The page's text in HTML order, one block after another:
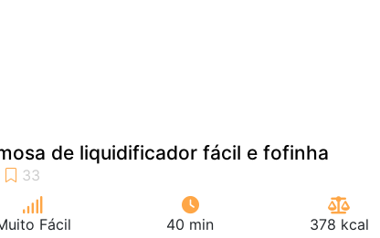
de liquidificador fácil e fofinha
Fácil 40 min 378 kcal